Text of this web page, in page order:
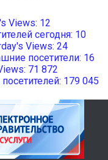
Views: 12
сегодня: 10
Views: 24
посетители: 16
71 872
179 045